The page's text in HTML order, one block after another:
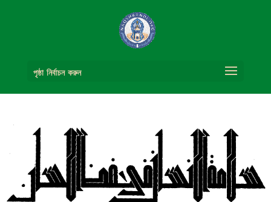
পৃষ্ঠা নির্বাচন করুন